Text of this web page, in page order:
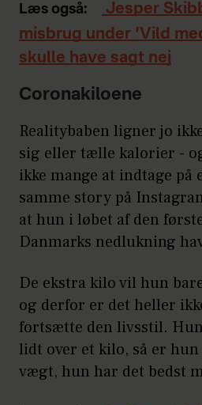
Læs også:
Jesper
misbrug under ‘Vild
skulle have sagt nej
Coronakiloene
Realitybaben ligner jo
sig eller tælle kalorier -
ikke mange at indtage på
samme story på
at hun i løbet af den
Danmarks nedlukning
De ekstra kilo vil hun
og derfor er det heller
fortsætte den livsstil.
lidt over et kilo, så er
vægt, hun har det bedst